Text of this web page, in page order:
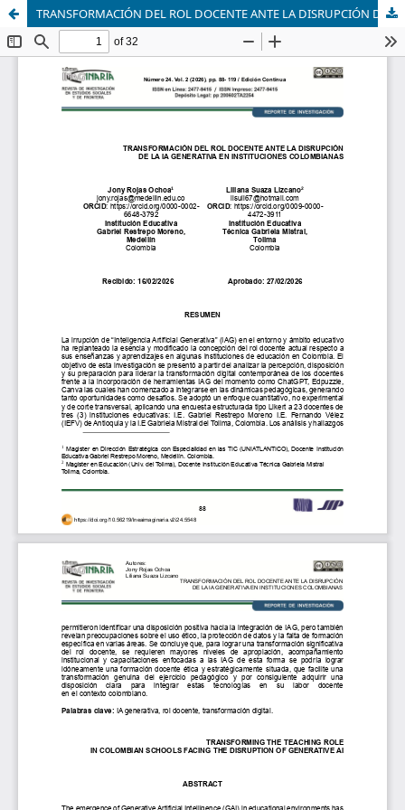
TRANSFORMACIÓN DEL ROL DOCENTE ANTE LA DISRUPCIÓN DE LA IA GENERATIVA EN INSTITUCIONES COLOMBIANAS